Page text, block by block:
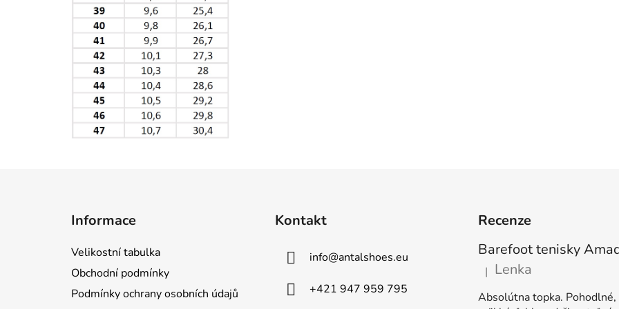
Informace
Velikostní tabulka
Obchodní podmínky
Podmínky ochrany osobních údajů
Kontakt
info@antalshoes.eu
+421 947 959 795
Recenze
Hodnocení produktu je 5 z 5
| Lenka
Absolútna topka. Pohodlné,